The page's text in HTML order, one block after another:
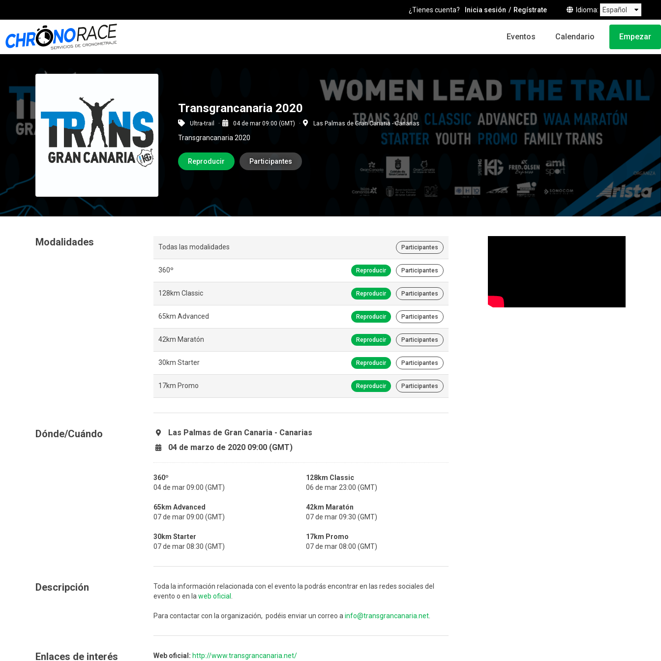
¿Tienes cuenta? Inicia sesión Regístrate Idioma
Eventos Calendario Empezar
Transgrancanaria 2020
Ultra-trail 04 de mar 09:00 (GMT) Las Palmas de Gran Canaria - Canarias
Transgrancanaria 2020
Reproducir Participantes
Modalidades Todas las modalidades Participantes
360º Reproducir Participantes
128km Classic Reproducir Participantes
65km Advanced Reproducir Participantes
42km Maratón Reproducir Participantes
30km Starter Reproducir Participantes
17km Promo Reproducir Participantes
Dónde/Cuándo
Las Palmas de Gran Canaria - Canarias
04 de marzo de 2020 09:00 (GMT)
360º
04 de mar 09:00 (GMT)
128km Classic
06 de mar 23:00 (GMT)
65km Advanced
07 de mar 09:00 (GMT)
42km Maratón
07 de mar 09:30 (GMT)
30km Starter
07 de mar 08:30 (GMT)
17km Promo
07 de mar 08:00 (GMT)
Descripción
Toda la información relacionada con el evento la podrás encontrar en las redes sociales del
evento o en la web oficial
Para contactar con la organización, podéis enviar un correo a info@transgrancanaria.net
Enlaces de interés Web oficial: http://www.transgrancanaria.net/